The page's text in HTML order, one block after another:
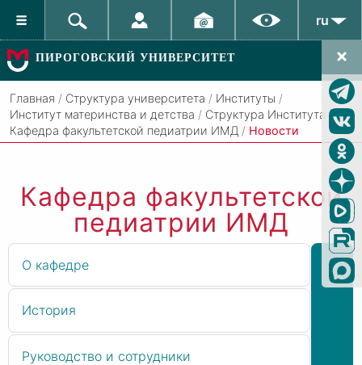
ru
ПИРОГОВСКИЙ УНИВЕРСИТЕТ
Главная / Структура университета / Институты /
Институт материнства и детства / Структура Института /
Кафедра факультетской педиатрии ИМД / Новости
Кафедра факультетской
педиатрии ИМД
О кафедре
История
Руководство и сотрудники